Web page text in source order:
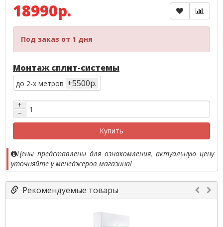
18990р.
Под заказ от 1 дня
Монтаж сплит-системы
до 2-х метров +5500р.
+
−
Купить
Цены представлены для ознакомления, актуальную цену
уточняйте у менеджеров магазина!
Рекомендуемые товары